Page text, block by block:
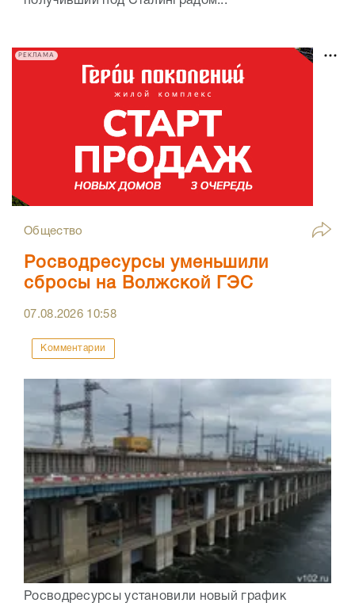
РЕКЛАМА
Общество
Росводресурсы уменьшили
сбросы на Волжской ГЭС
07.08.2026 10:58
Комментарии
Росводресурсы установили новый график